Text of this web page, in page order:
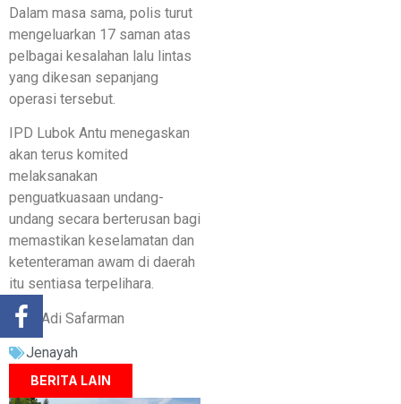
Dalam masa sama, polis turut
mengeluarkan 17 saman atas
pelbagai kesalahan lalu lintas
yang dikesan sepanjang
operasi tersebut.
IPD Lubok Antu menegaskan
akan terus komited
melaksanakan
penguatkuasaan undang-
undang secara berterusan bagi
memastikan keselamatan dan
ketenteraman awam di daerah
itu sentiasa terpelihara.
Oleh Adi Safarman
Jenayah
BERITA LAIN